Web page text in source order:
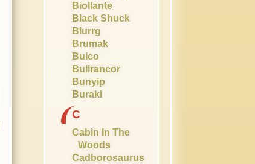
Biollante
Black Shuck
Blurrg
Brumak
Bulco
Bullrancor
Bunyip
Buraki
C
Cabin In The
Woods
Cadborosaurus